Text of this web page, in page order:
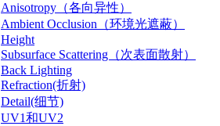
Anisotropy（各向异性）
Ambient Occlusion（环境光遮蔽）
Height
Subsurface Scattering（次表面散射）
Back Lighting
Refraction(折射)
Detail(细节)
UV1和UV2